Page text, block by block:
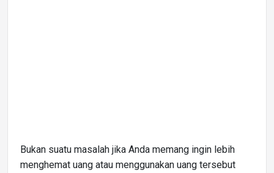
Bukan suatu masalah jika Anda memang ingin lebih
menghemat uang atau menggunakan uang tersebut